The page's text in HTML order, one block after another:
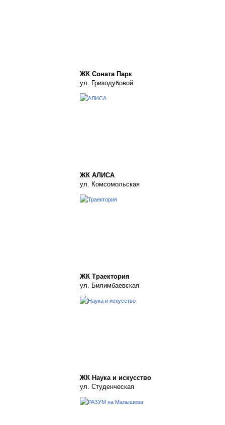
ЖК Соната Парк
ул. Гризодубовой
ЖК АЛИСА
ул. Комсомольская
ЖК Траектория
ул. Билимбаевская
ЖК Наука и искусство
ул. Студенческая